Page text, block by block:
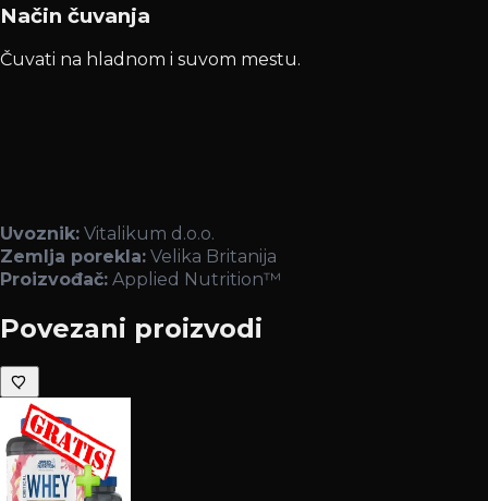
Način čuvanja
Čuvati na hladnom i suvom mestu.
Uvoznik: Vitalikum d.o.o.
Zemlja porekla: Velika Britanija
Proizvođač: Applied Nutrition™
Povezani proizvodi